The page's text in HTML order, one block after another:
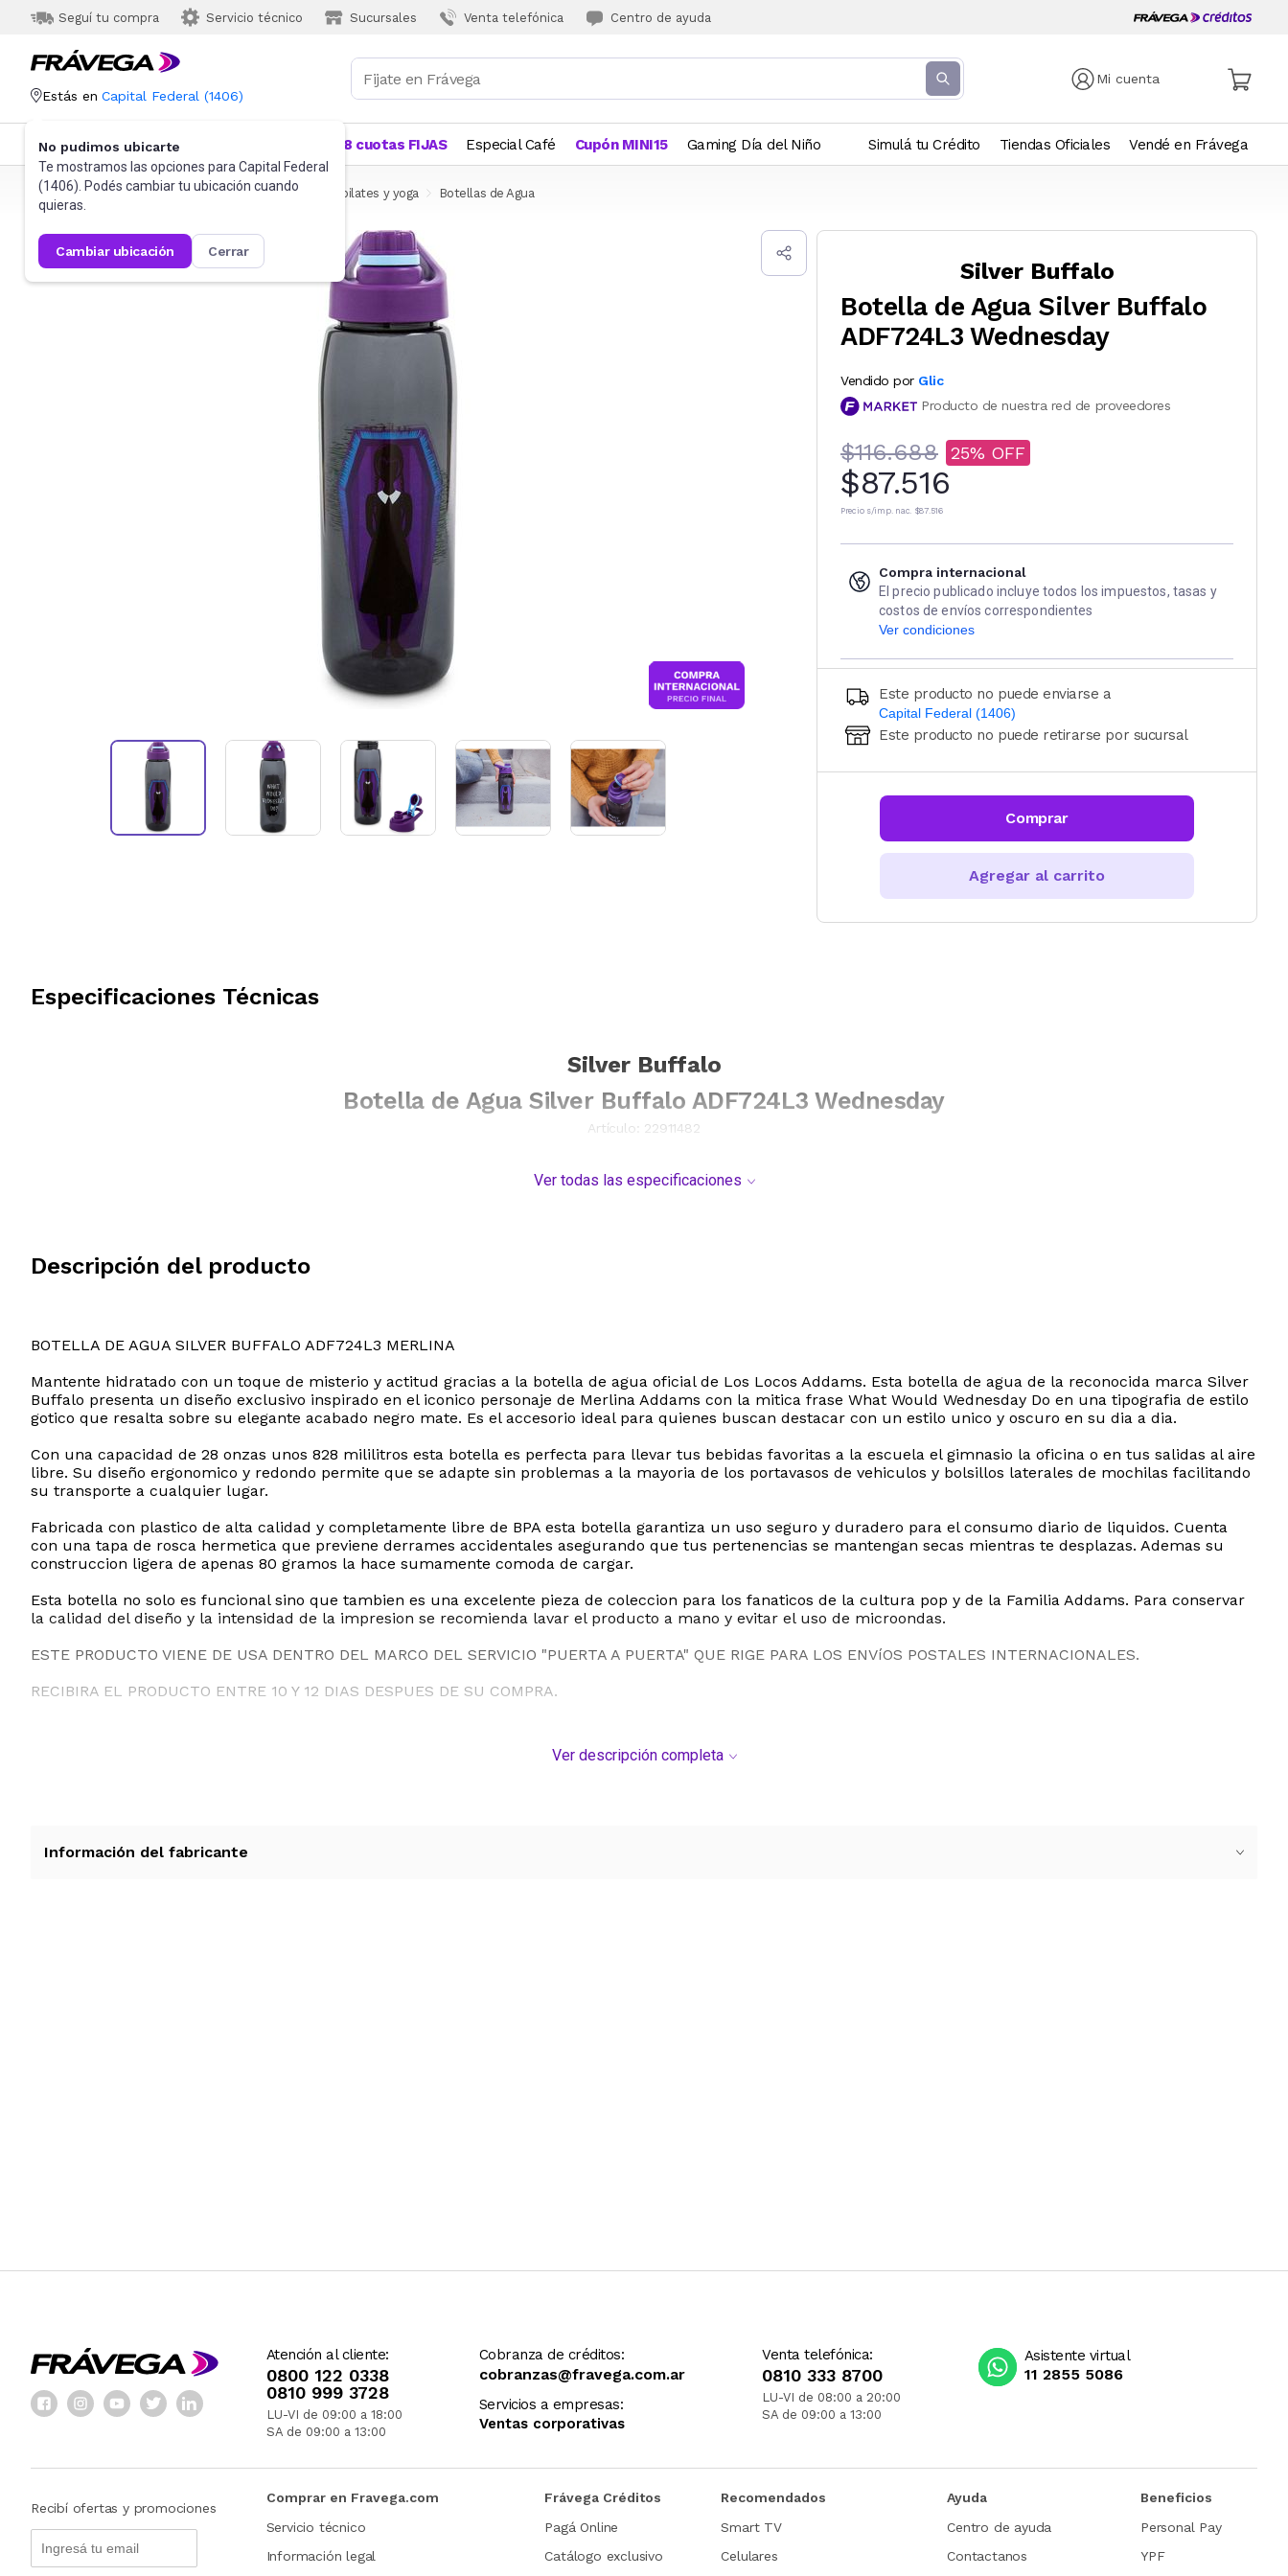
Seguí tu compra Servicio técnico Sucursales Venta telefónica Centro de ayuda
Mi cuenta
Estás en Capital Federal (1406)
No pudimos ubicarte
Te mostramos las opciones para Capital Federal
(1406). Podés cambiar tu ubicación cuando
quieras.
cambiar ubicación cerrar
Categorías Más Vendidos 18 cuotas FIJAS Especial Café Cupón MINI15 Gaming Día del Niño Simulá tu Crédito Tiendas Oficiales Vendé en Frávega
Frávega Deportes y fitness Fitness Funcional, pilates y yoga Botellas de Agua
Silver Buffalo
Botella de Agua Silver Buffalo
ADF724L3 Wednesday
Vendido por Glic
Producto de nuestra red de proveedores
$116.688 25
$87.516
Precio s/imp. nac. $87.516
Compra internacional
El precio publicado incluye todos los impuestos, tasas y
costos de envíos correspondientes
Ver condiciones
Este producto no puede enviarse a
Capital Federal (1406)
Ingresá código postal (sólo números)
CALCULAR
Este producto no puede retirarse por sucursal
Comprar
Agregar al carrito
Especificaciones Técnicas
Silver Buffalo
Botella de Agua Silver Buffalo ADF724L3 Wednesday
Artículo: 22911482
Ver todas las especificaciones
Descripción del producto
BOTELLA DE AGUA SILVER BUFFALO ADF724L3 MERLINA
Mantente hidratado con un toque de misterio y actitud gracias a la botella de agua oficial de Los Locos Addams. Esta botella de agua de la reconocida marca Silver
Buffalo presenta un diseño exclusivo inspirado en el iconico personaje de Merlina Addams con la mitica frase What Would Wednesday Do en una tipografia de estilo
gotico que resalta sobre su elegante acabado negro mate. Es el accesorio ideal para quienes buscan destacar con un estilo unico y oscuro en su dia a dia.
Con una capacidad de 28 onzas unos 828 mililitros esta botella es perfecta para llevar tus bebidas favoritas a la escuela el gimnasio la oficina o en tus salidas al aire
libre. Su diseño ergonomico y redondo permite que se adapte sin problemas a la mayoria de los portavasos de vehiculos y bolsillos laterales de mochilas facilitando
su transporte a cualquier lugar.
Fabricada con plastico de alta calidad y completamente libre de BPA esta botella garantiza un uso seguro y duradero para el consumo diario de liquidos. Cuenta
con una tapa de rosca hermetica que previene derrames accidentales asegurando que tus pertenencias se mantengan secas mientras te desplazas. Ademas su
construccion ligera de apenas 80 gramos la hace sumamente comoda de cargar.
Esta botella no solo es funcional sino que tambien es una excelente pieza de coleccion para los fanaticos de la cultura pop y de la Familia Addams. Para conservar
la calidad del diseño y la intensidad de la impresion se recomienda lavar el producto a mano y evitar el uso de microondas.
ESTE PRODUCTO VIENE DE USA DENTRO DEL MARCO DEL SERVICIO "PUERTA A PUERTA" QUE RIGE PARA LOS ENVíOS POSTALES INTERNACIONALES.
RECIBIRA EL PRODUCTO ENTRE 10 Y 12 DIAS DESPUES DE SU COMPRA.
Ver descripción completa
Información del fabricante
Atención al cliente:
0800 122 0338
0810 999 3728
LU-VI de 09:00 a 18:00
SA de 09:00 a 13:00
Cobranza de créditos:
cobranzas@fravega.com.ar
Servicios a empresas:
Ventas corporativas
Venta telefónica:
0810 333 8700
LU-VI de 08:00 a 20:00
SA de 09:00 a 13:00
Asistente virtual
11 2855 5086
Recibí ofertas y promociones
Comprar en Fravega.com
Servicio técnico
Información legal
Frávega Créditos
Pagá Online
Catálogo exclusivo
Recomendados
Smart TV
Celulares
Ayuda
Centro de ayuda
Contactanos
Beneficios
Personal Pay
YPF